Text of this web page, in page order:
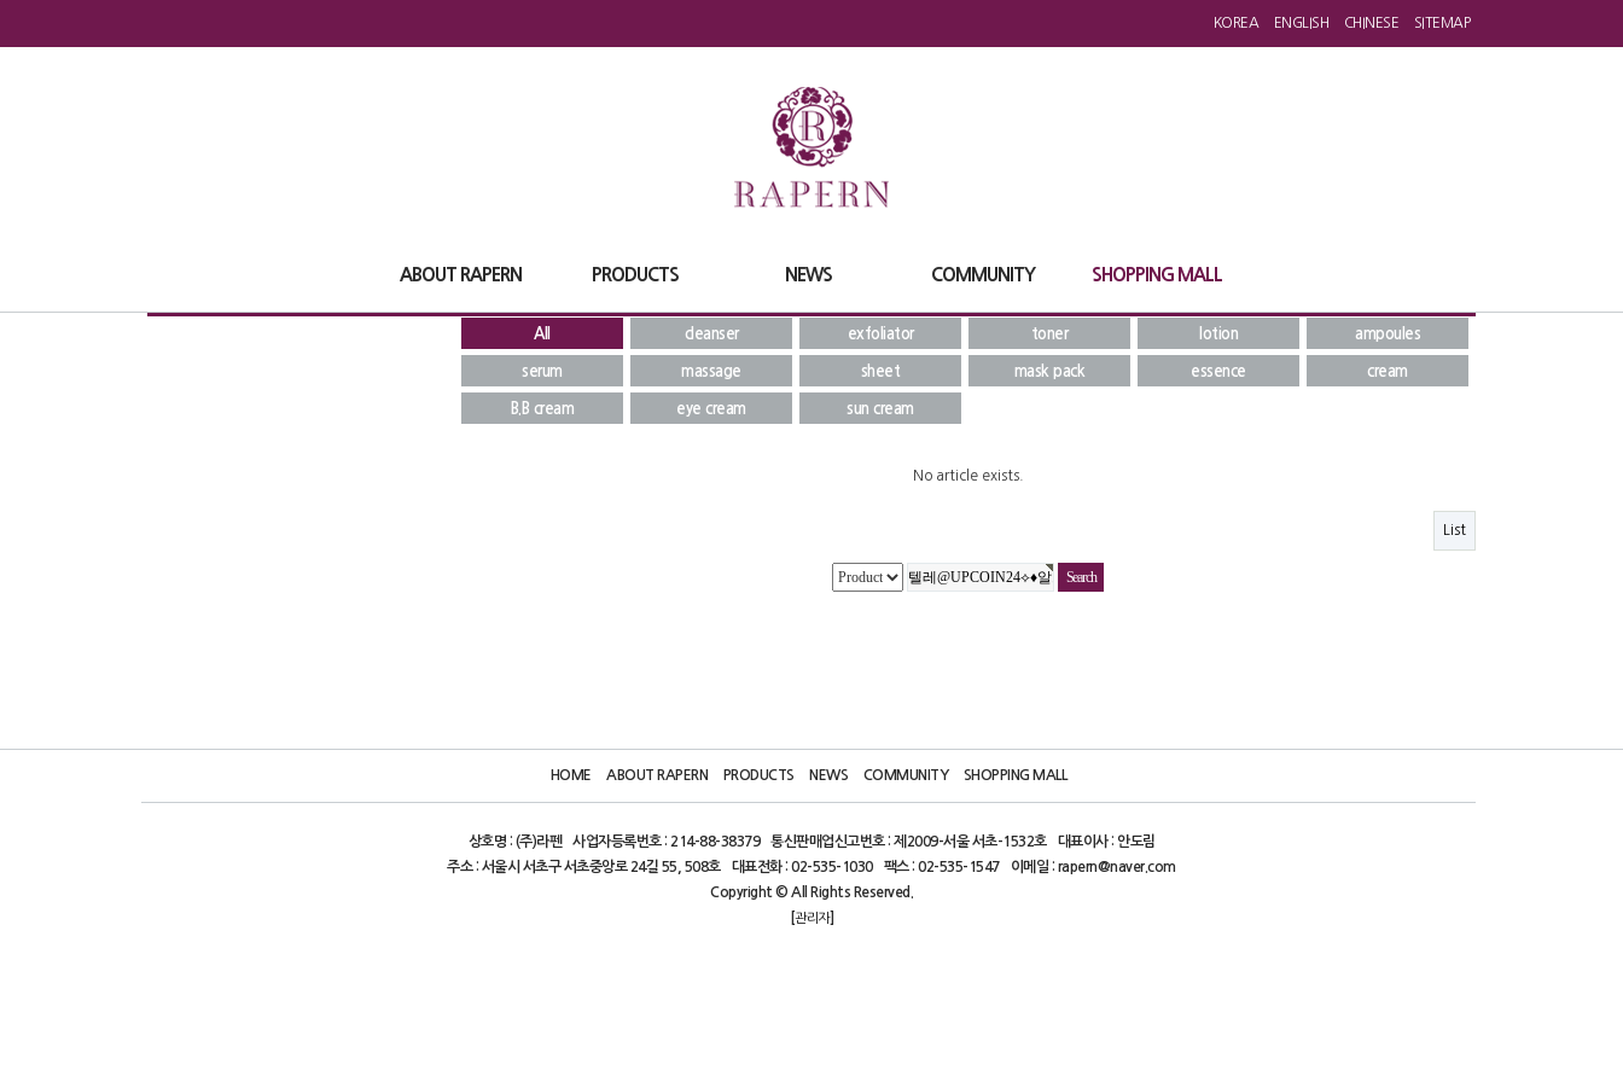
KOREA ENGLISH CHINESE SITEMAP
ABOUT RAPERN PRODUCTS NEWS COMMUNITY SHOPPING MALL
All cleanser exfoliator toner lotion ampoules
serum massage sheet mask pack essence cream
B.B cream eye cream sun cream
No article exists.
List
HOME ABOUT RAPERN PRODUCTS NEWS COMMUNITY SHOPPING MALL
상호명 : (주)라펜 사업자등록번호 : 214-88-38379 통신판매업신고번호 : 제2009-서울 서초-1532호
대표이사 : 안도림
주소 : 서울시 서초구 서초중앙로 24길 55, 508호
대표전화 : 02-535-1030 팩스 : 02-535-1547
이메일 : rapern@naver.com
Copyright © All Rights Reserved.
[관리자]